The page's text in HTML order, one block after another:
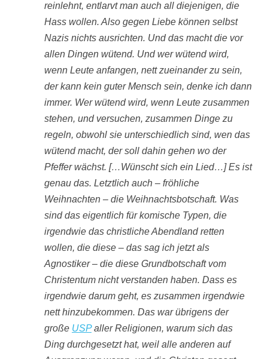
reinlehnt, entlarvt man auch all diejenigen, die
Hass wollen. Also gegen Liebe können selbst
Nazis nichts ausrichten. Und das macht die vor
allen Dingen wütend. Und wer wütend wird,
wenn Leute anfangen, nett zueinander zu sein,
der kann kein guter Mensch sein, denke ich dann
immer. Wer wütend wird, wenn Leute zusammen
stehen, und versuchen, zusammen Dinge zu
regeln, obwohl sie unterschiedlich sind, wen das
wütend macht, der soll dahin gehen wo der
Pfeffer wächst. […Wünscht sich ein Lied…] Es ist
genau das. Letztlich auch – fröhliche
Weihnachten – die Weihnachtsbotschaft. Was
sind das eigentlich für komische Typen, die
irgendwie das christliche Abendland retten
wollen, die diese – das sag ich jetzt als
Agnostiker – die diese Grundbotschaft vom
Christentum nicht verstanden haben. Dass es
irgendwie darum geht, es zusammen irgendwie
nett hinzubekommen. Das war übrigens der
große USPaller Religionen, warum sich das
Ding durchgesetzt hat, weil alle anderen auf